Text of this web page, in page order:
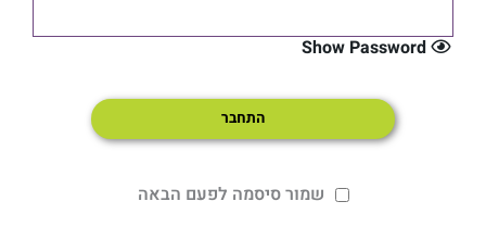
Show Password
התחבר
שמור סיסמה לפעם הבאה